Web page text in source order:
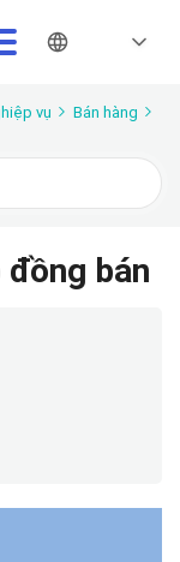
vụ
Bán hàng
đồng bán